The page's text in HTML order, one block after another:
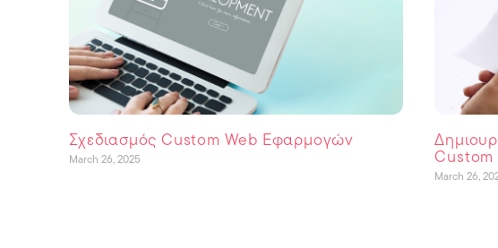
Σχεδιασμός Custom Web Εφαρμογών
March 26, 2025
Custom
March 26,